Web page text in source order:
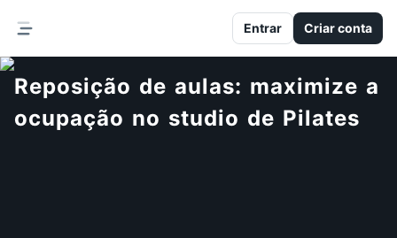
Entrar Criar conta
Reposição de aulas: maximize a
ocupação no studio de Pilates